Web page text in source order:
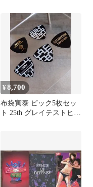
¥8,700
布袋寅泰 ピック5枚セッ
ト 25th グレイテストヒッ